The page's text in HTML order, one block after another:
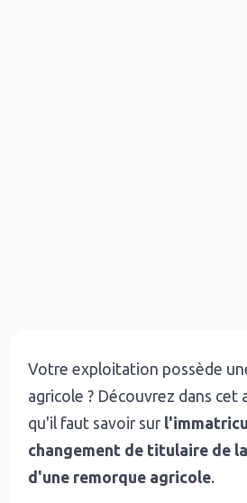
Votre exploitation possède
agricole ? Découvrez dans cet
qu'il faut savoir sur
changement de titulaire de
d'une remorque agricole.